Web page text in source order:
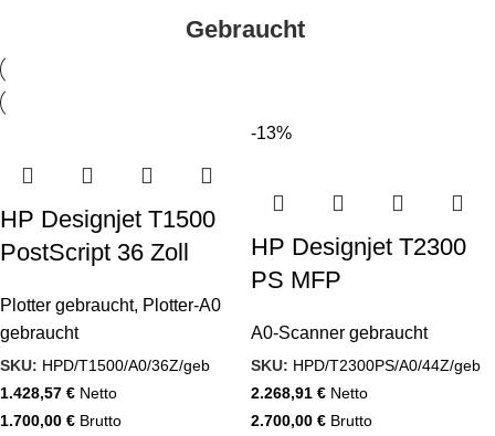
Gebraucht
HP Designjet T1500
PostScript 36 Zoll
Plotter gebraucht, Plotter-A0
gebraucht
SKU: HPD/T1500/A0/36Z/geb
1.428,57 € Netto
1.700,00 € Brutto
-13%
HP Designjet T2300
PS MFP
A0-Scanner gebraucht
SKU: HPD/T2300PS/A0/44Z/geb
2.268,91€ Netto
2.700,00€ Brutto